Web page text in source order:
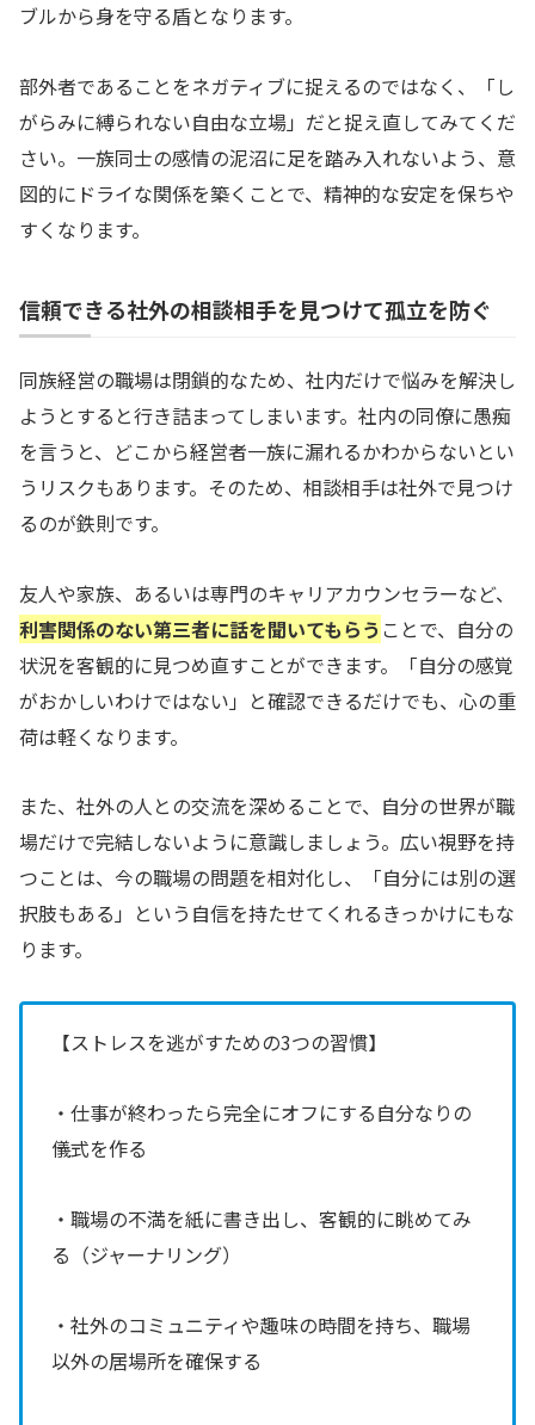
ブルから身を守る盾となります。
部外者であることをネガティブに捉えるのではなく、「し
がらみに縛られない自由な立場」だと捉え直してみてくだ
さい。一族同士の感情の泥沼に足を踏み入れないよう、意
図的にドライな関係を築くことで、精神的な安定を保ちや
すくなります。
信頼できる社外の相談相手を見つけて孤立を防ぐ
同族経営の職場は閉鎖的なため、社内だけで悩みを解決し
ようとすると行き詰まってしまいます。社内の同僚に愚痴
を言うと、どこから経営者一族に漏れるかわからないとい
うリスクもあります。そのため、相談相手は社外で見つけ
るのが鉄則です。
友人や家族、あるいは専門のキャリアカウンセラーなど、
利害関係のない第三者に話を聞いてもらう ことで、自分の
状況を客観的に見つめ直すことができます。「自分の感覚
がおかしいわけではない」と確認できるだけでも、心の重
荷は軽くなります。
また、社外の人との交流を深めることで、自分の世界が職
場だけで完結しないように意識しましょう。広い視野を持
つことは、今の職場の問題を相対化し、「自分には別の選
択肢もある」という自信を持たせてくれるきっかけにもな
ります。
【ストレスを逃がすための3つの習慣】
・仕事が終わったら完全にオフにする自分なりの
儀式を作る
・職場の不満を紙に書き出し、客観的に眺めてみ
る（ジャーナリング）
・社外のコミュニティや趣味の時間を持ち、職場
以外の居場所を確保する